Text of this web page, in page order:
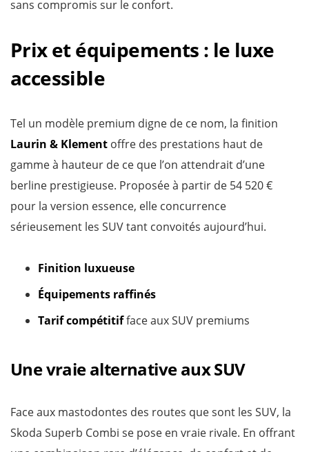
sans compromis sur le confort.
Prix et équipements : le luxe
accessible
Tel un modèle premium digne de ce nom, la finition
Laurin & Klement offre des prestations haut de
gamme à hauteur de ce que l’on attendrait d’une
berline prestigieuse. Proposée à partir de 54 520 €
pour la version essence, elle concurrence
sérieusement les SUV tant convoités aujourd’hui.
Finition luxueuse
Équipements raffinés
Tarif compétitifface aux SUV premiums
Une vraie alternative aux SUV
Face aux mastodontes des routes que sont les SUV, la
Skoda Superb Combi se pose en vraie rivale. En offrant